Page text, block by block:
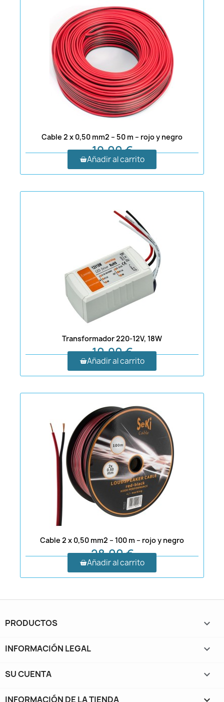
Cable 2 x 0,50 mm2 – 50 m – rojo y negro
19,00 €
Añadir al carrito
Transformador 220-12V, 18W
10,90 €
Añadir al carrito
Cable 2 x 0,50 mm2 – 100 m – rojo y negro
28,00 €
Añadir al carrito
PRODUCTOS 
INFORMACIÓN LEGAL 
SU CUENTA 
INFORMACIÓN DE LA TIENDA